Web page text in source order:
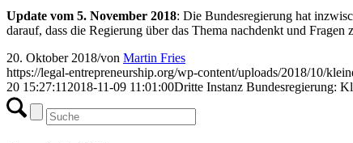
Update vom 5. November 2018: Die Bundesregierung hat
darauf, dass die Regierung über das Thema nachdenkt und
20. Oktober 2018/von Martin Fries
https://legal-entrepreneurship.org/wp-content/uploads/2018/10/
20 15:27:11 2018-11-09 11:01:00Dritte Instanz Bundesregierung: